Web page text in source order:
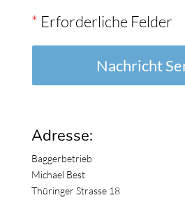
* Erforderliche Felder
Adresse:
Baggerbetrieb
Michael Best
Thüringer Strasse 18